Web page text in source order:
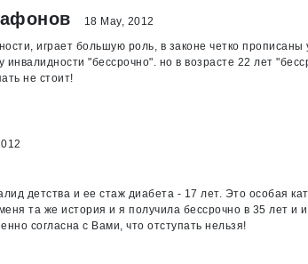
18 May, 2012
играет большую роль, в законе четко прописаны
инвалидности "бессрочно". но в возрасте 22 лет
не стоит!
детства и ее стаж диабета - 17 лет. Это особая
та же история и я получила бессрочно в 35 лет и
согласна с Вами, что отступать нельзя!